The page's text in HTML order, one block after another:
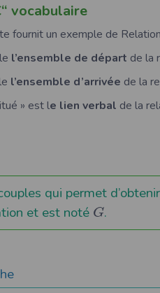
vocabulaire
fournit un exemple de
l’ensemble de départ de la
l’ensemble d’arrivée de la
» est le lien verbal de la
qui permet
et est noté G.